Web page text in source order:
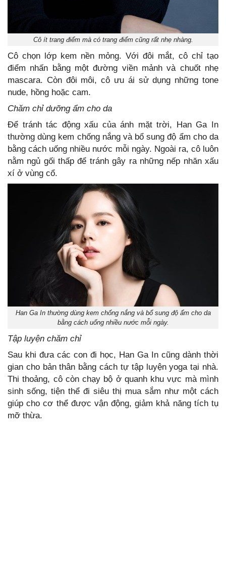
Cô ít trang điểm mà có trang điểm cũng rất nhẹ nhàng.
Cô chọn lớp kem nền mỏng. Với đôi mắt, cô chỉ tạo
điểm nhấn bằng một đường viền mảnh và chuốt nhẹ
mascara. Còn đôi môi, cô ưu ái sử dụng những tone
nude, hồng hoặc cam.
Chăm chỉ dưỡng ẩm cho da
Để tránh tác động xấu của ánh mặt trời, Han Ga In
thường dùng kem chống nắng và bổ sung độ ẩm cho da
bằng cách uống nhiều nước mỗi ngày. Ngoài ra, cô luôn
nằm ngủ gối thấp để tránh gây ra những nếp nhăn xấu
xí ở vùng cổ.
Han Ga In thường dùng kem chống nắng và bổ sung độ ẩm cho da
bằng cách uống nhiều nước mỗi ngày.
Tập luyện chăm chỉ
Sau khi đưa các con đi học, Han Ga In cũng dành thời
gian cho bản thân bằng cách tự tập luyện yoga tại nhà.
Thi thoảng, cô còn chạy bộ ở quanh khu vực mà mình
sinh sống, tiện thể đi siêu thị mua sắm như một cách
giúp cho cơ thể được vận động, giảm khả năng tích tụ
mỡ thừa.